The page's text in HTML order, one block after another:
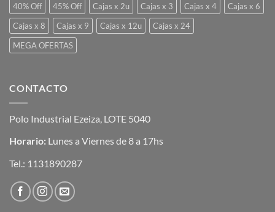
40% Off
45% Off Cajas x 2u Cajas x 3 Cajas x 4
Cajas x 6
Cajas x 8
Cajas x 9 Cajas x 12u
Cajas x 24
MEGA OFERTAS
CONTACTO
Polo Industrial Ezeiza, LOTE 5040
Horario: Lunes a Viernes de 8 a 17hs
Tel.: 1131890287